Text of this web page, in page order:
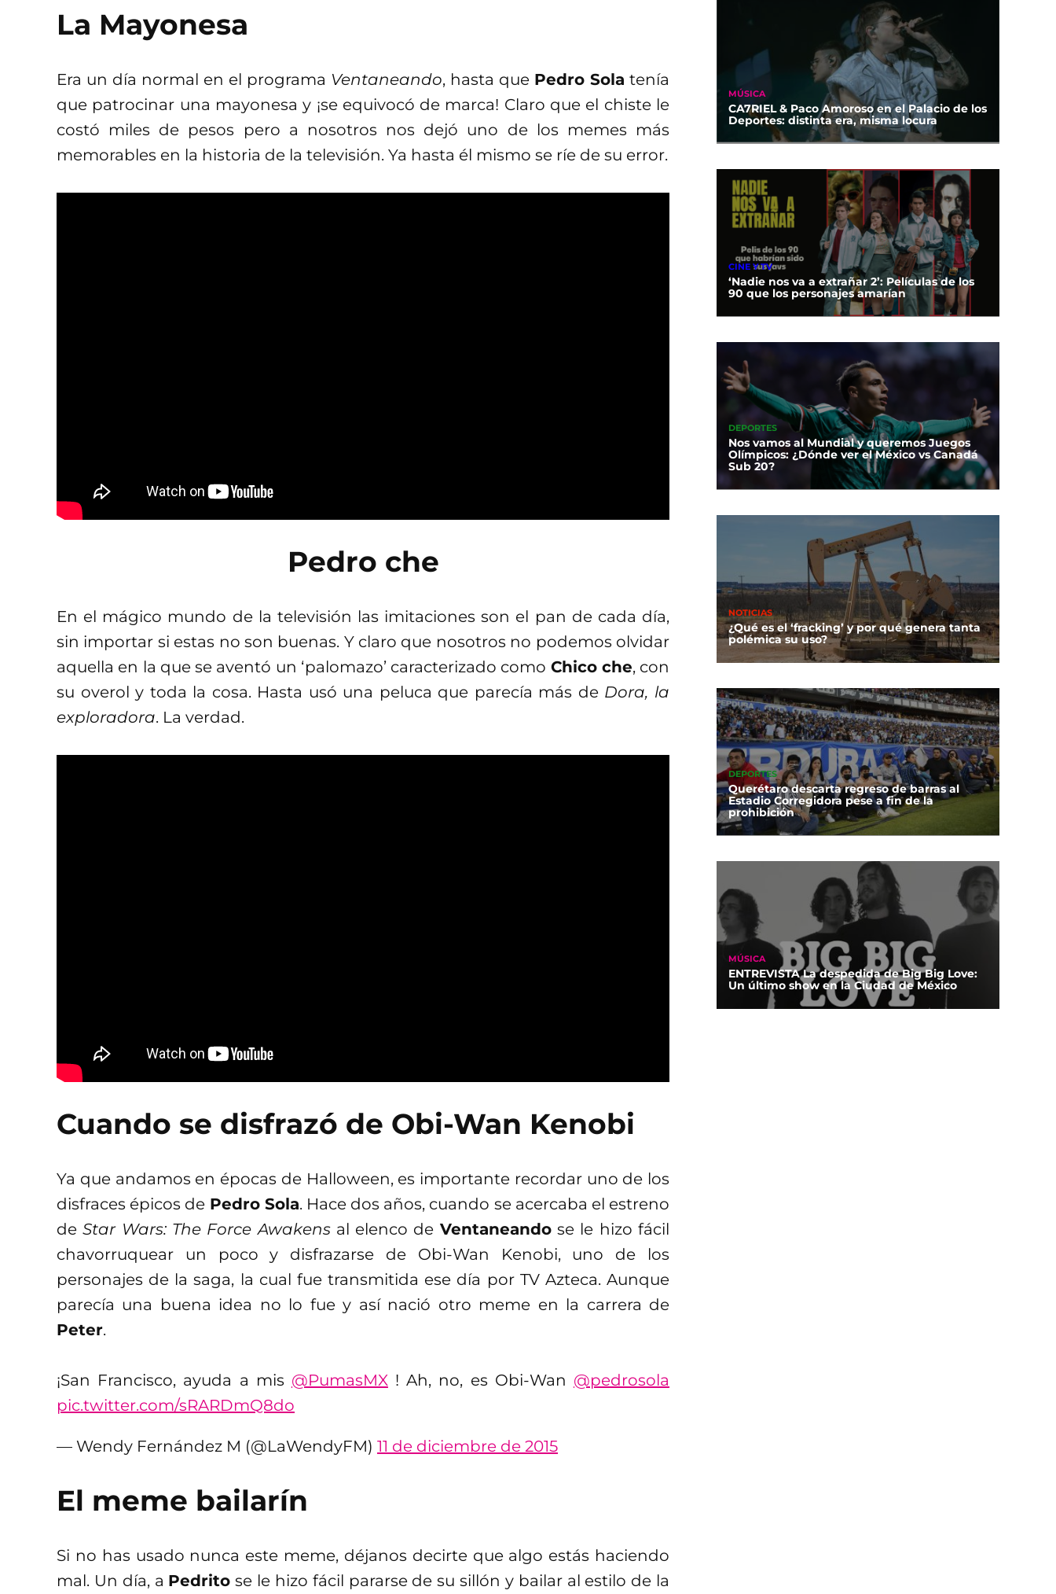
La Mayonesa
Era un día normal en el programa Ventaneando, hasta que Pedro Sola tenía
que patrocinar una mayonesa y ¡se equivocó de marca! Claro que el chiste le
costó miles de pesos pero a nosotros nos dejó uno de los memes más
memorables en la historia de la televisión. Ya hasta él mismo se ríe de su error.
Pedro che
En el mágico mundo de la televisión las imitaciones son el pan de cada día,
sin importar si estas no son buenas. Y claro que nosotros no podemos olvidar
aquella en la que se aventó un ‘palomazo’ caracterizado como Chico che, con
su overol y toda la cosa. Hasta usó una peluca que parecía más deDora, la
exploradora. La verdad.
Cuando se disfrazó de Obi-Wan Kenobi
Ya que andamos en épocas de Halloween, es importante recordar uno de los
disfraces épicos de Pedro Sola. Hace dos años, cuando se acercaba el estreno
deStar Wars: The Force Awakensal elenco de Ventaneandose le hizo fácil
chavorruquear un poco y disfrazarse de Obi-Wan Kenobi, uno de los
personajes de la saga, la cual fue transmitida ese día por TV Azteca. Aunque
parecía una buena idea no lo fue y así nació otro meme en la carrera de
Peter.
¡San Francisco, ayuda a mis @PumasMX! Ah, no, es Obi-Wan @pedrosola
pic.twitter.com/sRARDmQ8do
— Wendy Fernández M (@LaWendyFM) 11 de diciembre de 2015
El meme bailarín
Si no has usado nunca este meme, déjanos decirte que algo estás haciendo
mal. Un día, a Pedrito se le hizo fácil pararse de su sillón y bailar al estilo de la
MÚSICA
CA7RIEL & Paco Amoroso en el Palacio de los
Deportes: distinta era, misma locura
CINE Y TV
‘Nadie nos va a extrañar 2’: Películas de los
90 que los personajes amarían
DEPORTES
Nos vamos al Mundial y queremos Juegos
Olímpicos: ¿Dónde ver el México vs Canadá
Sub 20?
NOTICIAS
¿Qué es el ‘fracking’ y por qué genera tanta
polémica su uso?
DEPORTES
Querétaro descarta regreso de barras al
Estadio Corregidora pese a fin de la
prohibición
MÚSICA
ENTREVISTA La despedida de Big Big Love:
Un último show en la Ciudad de México